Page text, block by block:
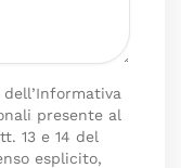
presente al
13 e 14 del
esplicito,